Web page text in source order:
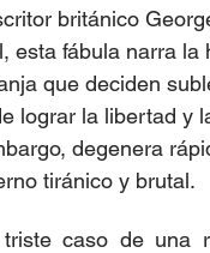
británico
esta fábula narra la
que deciden
lograr la libertad y
degenera
tiránico y brutal.
caso de una